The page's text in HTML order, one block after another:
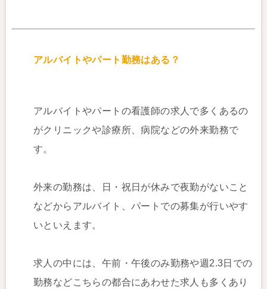
アルバイトやパート勤務はある？
アルバイトやパートの看護師の求人で多くあるの
がクリニックや診療所、病院などの外来勤務で
す。
外来の勤務は、日・祝日が休みで夜勤がないこと
などからアルバイト、パートでの募集が行いやす
いといえます。
求人の中には、午前・午後のみ勤務や週2.3日での
勤務などこちらの都合にあわせた求人も多くあり